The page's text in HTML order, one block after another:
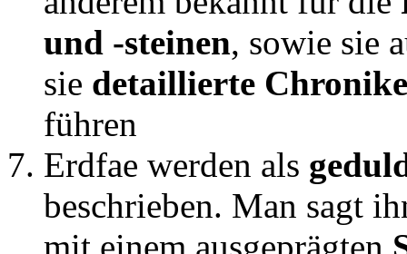
und -steinen, sowie sie
sie detaillierte
führen
Erdfae werden als
beschrieben. Man sagt
mit einem ausgeprägten